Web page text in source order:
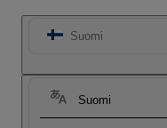
Suomi
Suomi